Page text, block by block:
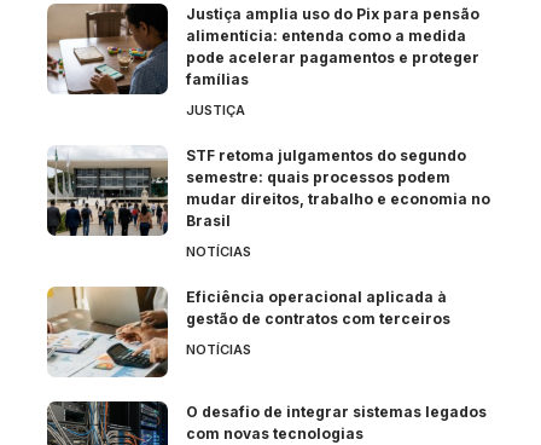
Justiça amplia uso do Pix para pensão
alimentícia: entenda como a medida
pode acelerar pagamentos e proteger
famílias
JUSTIÇA
STF retoma julgamentos do segundo
semestre: quais processos podem
mudar direitos, trabalho e economia no
Brasil
NOTÍCIAS
Eficiência operacional aplicada à
gestão de contratos com terceiros
NOTÍCIAS
O desafio de integrar sistemas legados
com novas tecnologias